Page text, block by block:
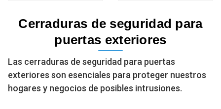
Cerraduras de seguridad para
puertas exteriores
Las cerraduras de seguridad para puertas
exteriores son esenciales para proteger nuestros
hogares y negocios de posibles intrusiones.